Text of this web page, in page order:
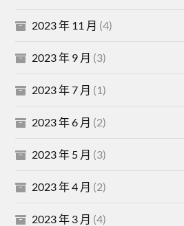
2023 年 11 月 (4)
2023 年 9 月 (3)
2023 年 7 月 (1)
2023 年 6 月 (2)
2023 年 5 月 (3)
2023 年 4 月 (2)
2023 年 3 月 (4)